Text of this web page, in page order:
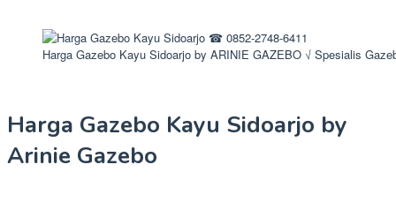
Harga Gazebo Kayu Sidoarjo by ARINIE GAZEBO √ Spesialis
Harga Gazebo Kayu Sidoarjo by
Arinie Gazebo